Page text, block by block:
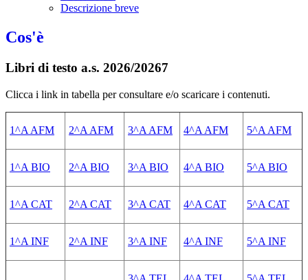
Descrizione breve
Cos'è
Libri di testo a.s. 2026/20267
Clicca i link in tabella per consultare e/o scaricare i contenuti.
1^A AFM 2^A AFM 3^A AFM 4^A AFM 5^A AFM
1^A BIO 2^A BIO 3^A BIO 4^A BIO 5^A BIO
1^A CAT 2^A CAT 3^A CAT 4^A CAT 5^A CAT
1^A INF 2^A INF 3^A INF 4^A INF 5^A INF